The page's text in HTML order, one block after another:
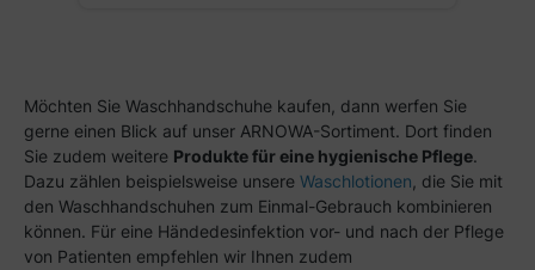
Möchten Sie Waschhandschuhe kaufen, dann werfen Sie
gerne einen Blick auf unser ARNOWA-Sortiment. Dort finden
Sie zudem weitere Produkte für eine hygienische Pflege.
Dazu zählen beispielsweise unsere Waschlotionen , die Sie mit
den Waschhandschuhen zum Einmal-Gebrauch kombinieren
können. Für eine Händedesinfektion vor- und nach der Pflege
von Patienten empfehlen wir Ihnen zudem